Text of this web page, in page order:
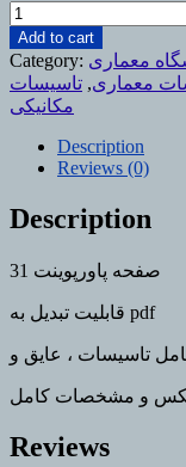
پاور
پوینت
تاسیسات
گرمایشی
quantity
Add to cart
Category: معماری
معماری, تاسیسات
مکانیکی
Description
Reviews (0)
Description
31 صفحه پاورپوینت
قابلیت تبدیل به pdf
و مشخصات کامل
Reviews